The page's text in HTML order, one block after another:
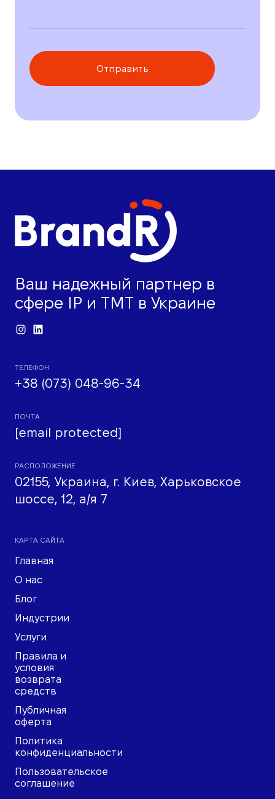
Отправить
Ваш надежный партнер в
сфере IP и ТМТ в Украине
ТЕЛЕФОН
+38 (073) 048-96-34
ПОЧТА
[email protected]
РАСПОЛОЖЕНИЕ
02155, Украина, г. Киев, Харьковское
шоссе, 12, а/я 7
КАРТА САЙТА
Главная
О нас
Блог
Индустрии
Услуги
Правила и
условия
возврата
средств
Публичная
оферта
Политика
конфиденциальности
Пользовательское
соглашение